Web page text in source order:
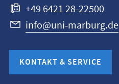
+49 6421 28-22500
info@uni-marburg.de
KONTAKT & SERVICE